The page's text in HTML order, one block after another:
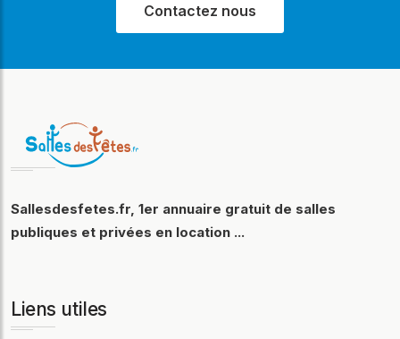
Contactez nous
Sallesdesfetes.fr, 1er annuaire gratuit de salles
publiques et privées en location ...
Liens utiles